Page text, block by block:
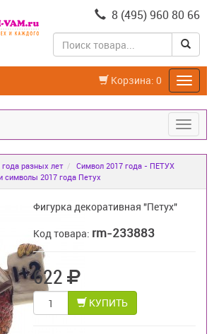
8 (495) 960 80 66
Корзина: 0
разных лет
Символ 2017 года - ПЕТУХ
символы 2017 года Петух
Фигурка декоративная "Петух"
Код товара: rm-233883
622
КУПИТЬ